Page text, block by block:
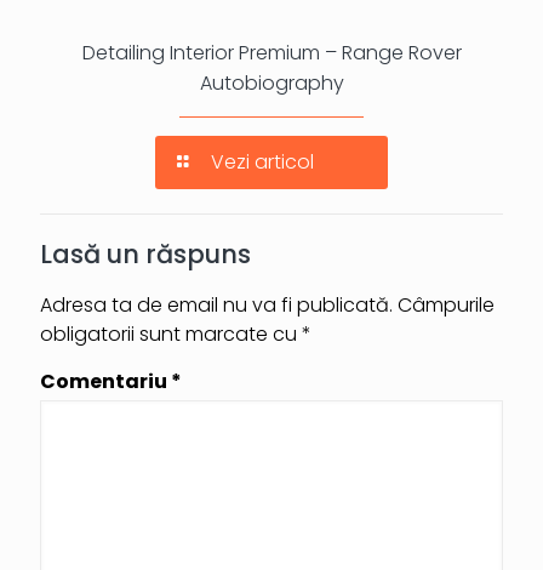
Detailing Interior Premium – Range Rover
Autobiography
Vezi articol
Lasă un răspuns
Adresa ta de email nu va fi publicată. Câmpurile
obligatorii sunt marcate cu *
Comentariu *